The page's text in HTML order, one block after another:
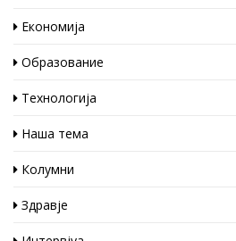
Економија
Образование
Технологија
Наша тема
Колумни
Здравје